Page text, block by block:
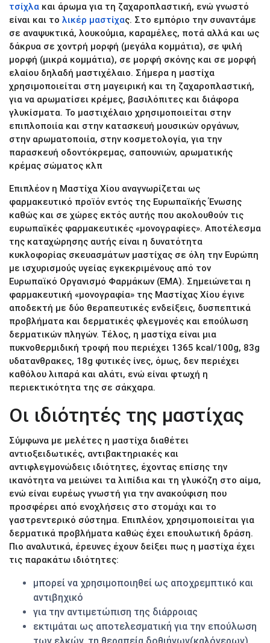
τσίχλα και άρωμα για τη ζαχαροπλαστική, ενώ γνωστό
είναι και το λικέρ μαστίχας. Στο εμπόριο την συναντάμε
σε αναψυκτικά, λουκούμια, καραμέλες, ποτά αλλά και ως
δάκρυα σε χοντρή μορφή (μεγάλα κομμάτια), σε ψιλή
μορφή (μικρά κομμάτια), σε μορφή σκόνης και σε μορφή
ελαίου δηλαδή μαστιχέλαιο. Σήμερα η μαστίχα
χρησιμοποιείται στη μαγειρική και τη ζαχαροπλαστική,
για να αρωματίσει κρέμες, βασιλόπιτες και διάφορα
γλυκίσματα. Το μαστιχέλαιο χρησιμοποιείται στην
επιπλοποιία και στην κατασκευή μουσικών οργάνων,
στην αρωματοποιία, στην κοσμετολογία, για την
παρασκευή οδοντόκρεμας, σαπουνιών, αρωματικής
κρέμας σώματος κλπ
Επιπλέον η Μαστίχα Χίου αναγνωρίζεται ως
φαρμακευτικό προϊόν εντός της Ευρωπαϊκής Ένωσης
καθώς και σε χώρες εκτός αυτής που ακολουθούν τις
ευρωπαϊκές φαρμακευτικές «μονογραφίες». Αποτέλεσμα
της καταχώρησης αυτής είναι η δυνατότητα
κυκλοφορίας σκευασμάτων μαστίχας σε όλη την Ευρώπη
με ισχυρισμούς υγείας εγκεκριμένους από τον
Ευρωπαϊκό Οργανισμό Φαρμάκων (ΕΜΑ). Σημειώνεται η
φαρμακευτική «μονογραφία» της Μαστίχας Χίου έγινε
αποδεκτή με δύο θεραπευτικές ενδείξεις, δυσπεπτικά
προβλήματα και δερματικές φλεγμονές και επούλωση
δερματικών πληγών. Τέλος, η μαστίχα είναι μια
πυκνοθερμιδική τροφή που περιέχει 1365 kcal/100g, 83g
υδατανθρακες, 18g φυτικές ίνες, όμως, δεν περιέχει
καθόλου λιπαρά και αλάτι, ενώ είναι φτωχή η
περιεκτικότητα της σε σάκχαρα.
Οι ιδιότητές της μαστίχας
Σύμφωνα με μελέτες η μαστίχα διαθέτει
αντιοξειδωτικές, αντιβακτηριακές και
αντιφλεγμονώδεις ιδιότητες, έχοντας επίσης την
ικανότητα να μειώνει τα λιπίδια και τη γλυκόζη στο αίμα,
ενώ είναι ευρέως γνωστή για την ανακούφιση που
προσφέρει από ενοχλήσεις στο στομάχι και το
γαστρεντερικό σύστημα. Επιπλέον, χρησιμοποιείται για
δερματικά προβλήματα καθώς έχει επουλωτική δράση.
Πιο αναλυτικά, έρευνες έχουν δείξει πως η μαστίχα έχει
τις παρακάτω ιδιότητες:
μπορεί να χρησιμοποιηθεί ως αποχρεμπτικό και
αντιβηχικό
για την αντιμετώπιση της διάρροιας
εκτιμάται ως αποτελεσματική για την επούλωση